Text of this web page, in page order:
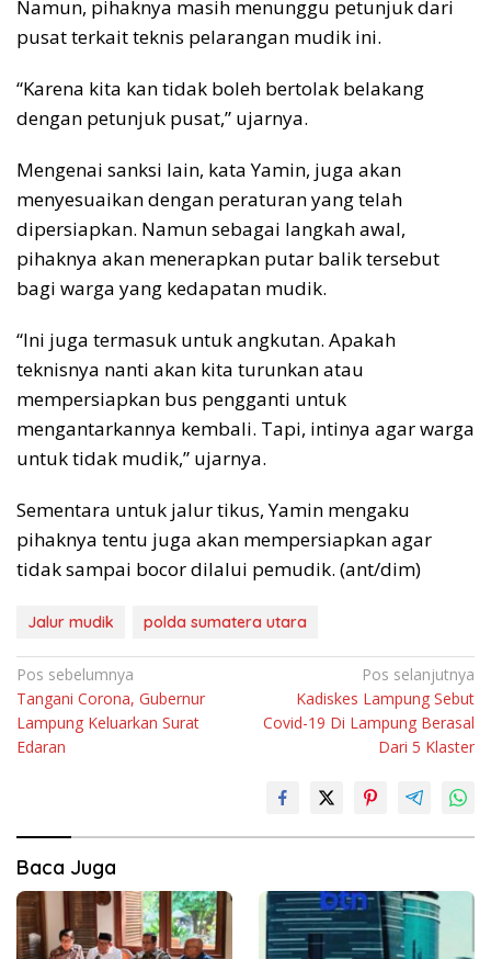
Namun, pihaknya masih menunggu petunjuk dari
pusat terkait teknis pelarangan mudik ini.
“Karena kita kan tidak boleh bertolak belakang
dengan petunjuk pusat,” ujarnya.
Mengenai sanksi lain, kata Yamin, juga akan
menyesuaikan dengan peraturan yang telah
dipersiapkan. Namun sebagai langkah awal,
pihaknya akan menerapkan putar balik tersebut
bagi warga yang kedapatan mudik.
“Ini juga termasuk untuk angkutan. Apakah
teknisnya nanti akan kita turunkan atau
mempersiapkan bus pengganti untuk
mengantarkannya kembali. Tapi, intinya agar warga
untuk tidak mudik,” ujarnya.
Sementara untuk jalur tikus, Yamin mengaku
pihaknya tentu juga akan mempersiapkan agar
tidak sampai bocor dilalui pemudik. (ant/dim)
Jalur mudik polda sumatera utara
Navigasi
pos
Pos sebelumnya
Tangani Corona, Gubernur
Lampung Keluarkan Surat
Edaran
Pos selanjutnya
Kadiskes Lampung Sebut
Covid-19 Di Lampung Berasal
Dari 5 Klaster
Baca Juga